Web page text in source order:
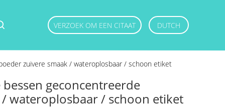
VERZOEK OM EEN CITAAT DUTCH
zuivere smaak / wateroplosbaar / schoon etiket
geconcentreerde
wateroplosbaar / schoon etiket